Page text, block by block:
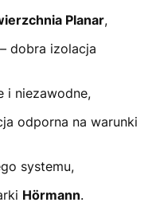
Planar,
dobra izolacja
i niezawodne,
odporna na warunki
systemu,
Hörmann.